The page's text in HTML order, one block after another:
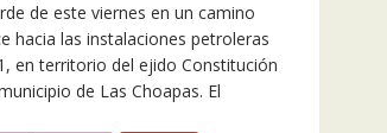
de este viernes en un camino
hacia las instalaciones petroleras
en territorio del ejido Constitución
de Las Choapas. El